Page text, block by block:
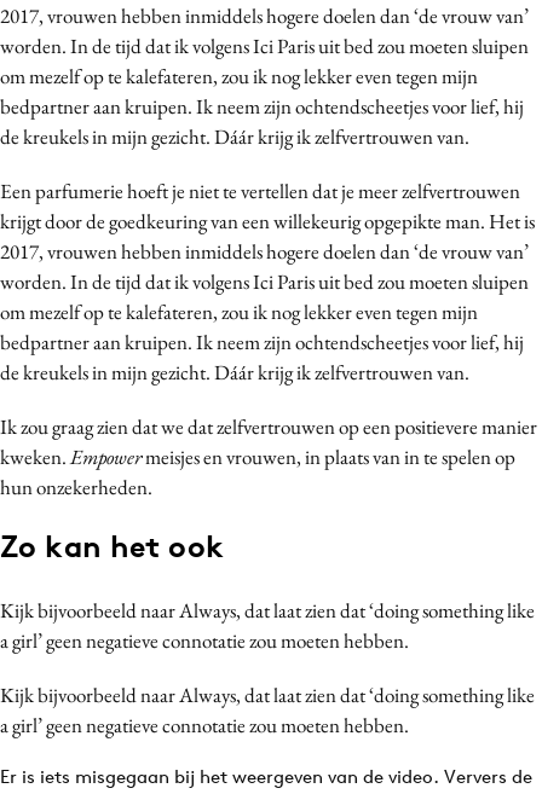
2017, vrouwen hebben inmiddels hogere doelen dan ‘de vrouw van’
worden. In de tijd dat ik volgens Ici Paris uit bed zou moeten sluipen
om mezelf op te kalefateren, zou ik nog lekker even tegen mijn
bedpartner aan kruipen. Ik neem zijn ochtendscheetjes voor lief, hij
de kreukels in mijn gezicht. Dáár krijg ik zelfvertrouwen van.
Een parfumerie hoeft je niet te vertellen dat je meer zelfvertrouwen
krijgt door de goedkeuring van een willekeurig opgepikte man. Het is
2017, vrouwen hebben inmiddels hogere doelen dan ‘de vrouw van’
worden. In de tijd dat ik volgens Ici Paris uit bed zou moeten sluipen
om mezelf op te kalefateren, zou ik nog lekker even tegen mijn
bedpartner aan kruipen. Ik neem zijn ochtendscheetjes voor lief, hij
de kreukels in mijn gezicht. Dáár krijg ik zelfvertrouwen van.
Ik zou graag zien dat we dat zelfvertrouwen op een positievere manier
kweken.Empowermeisjes en vrouwen, in plaats van in te spelen op
hun onzekerheden.
Zo kan het ook
Kijk bijvoorbeeld naar Always, dat laat zien dat ‘doing something like
a girl’ geen negatieve connotatie zou moeten hebben.
Kijk bijvoorbeeld naar Always, dat laat zien dat ‘doing something like
a girl’ geen negatieve connotatie zou moeten hebben.
Er is iets misgegaan bij het weergeven van de video. Ververs de